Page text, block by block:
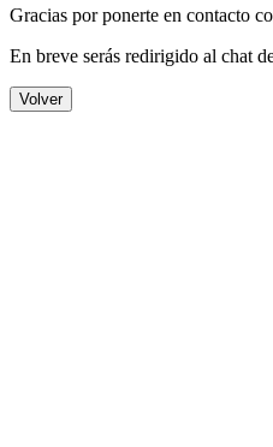
Gracias por ponerte en contacto
En breve serás redirigido al chat
Volver